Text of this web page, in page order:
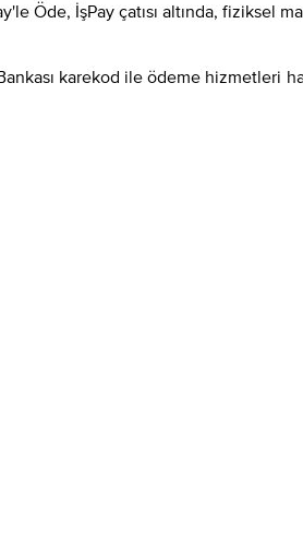
Öde, İşPay çatısı altında, fiziksel
karekod ile ödeme hizmetleri